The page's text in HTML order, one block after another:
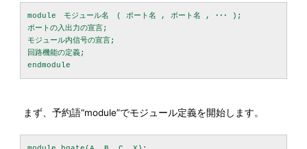
module　モジュール名　( ポート名 , ポート名 , ･･･ );
ポートの入出力の宣言;
モジュール内信号の宣言;
回路機能の定義;
まず、予約語“module”でモジュール定義を開始します。